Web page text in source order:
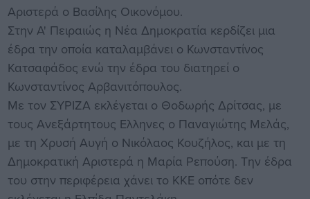
Αριστερά ο Βασίλης Οικονόμου.
Στην Α' Πειραιώς η Νέα Δημοκρατία κερδίζει μια
έδρα την οποία καταλαμβάνει ο Κωνσταντίνος
Κατσαφάδος ενώ την έδρα του διατηρεί ο
Κωνσταντίνος Αρβανιτόπουλος.
Με τον ΣΥΡΙΖΑ εκλέγεται ο Θοδωρής Δρίτσας, με
τους Ανεξάρτητους Ελληνες ο Παναγιώτης Μελάς,
με τη Χρυσή Αυγή ο Νικόλαος Κουζήλος, και με τη
Δημοκρατική Αριστερά η Μαρία Ρεπούση. Την έδρα
του στην περιφέρεια χάνει το ΚΚΕ οπότε δεν